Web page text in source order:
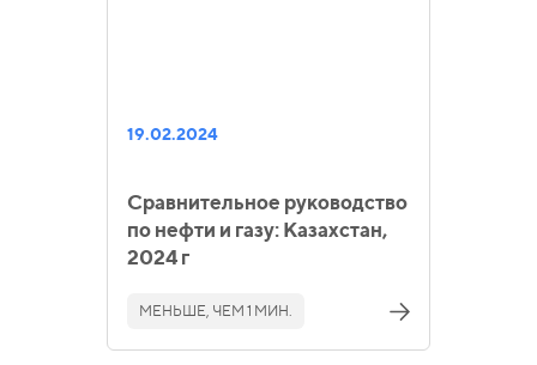
19.02.2024
Сравнительное руководство
по нефти и газу: Казахстан,
2024 г
МЕНЬШЕ, ЧЕМ 1 МИН.